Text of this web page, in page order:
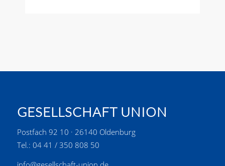
GESELLSCHAFT UNION
Postfach 92 10 · 26140 Oldenburg
Tel.: 04 41 / 350 808 50